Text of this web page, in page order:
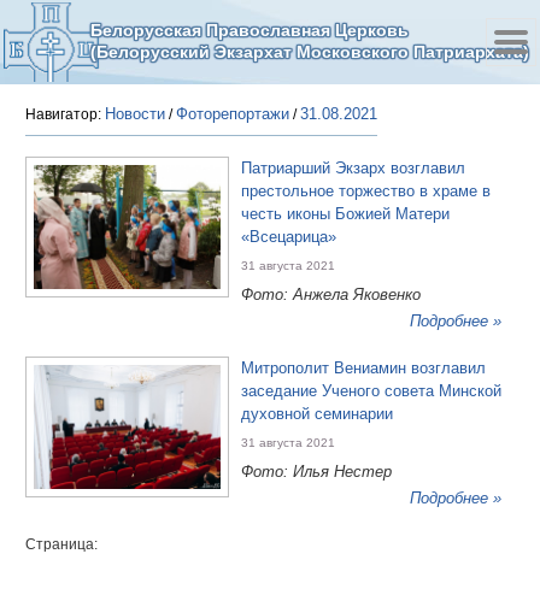
Белорусская Православная Церковь
(Белорусский Экзархат Московского Патриархата)
Навигатор: Новости /Фоторепортажи /31.08.2021
Патриарший Экзарх возглавил
престольное торжество в храме в
честь иконы Божией Матери
«Всецарица»
31 августа 2021
Фото: Анжела Яковенко
Подробнее »
Митрополит Вениамин возглавил
заседание Ученого совета Минской
духовной семинарии
31 августа 2021
Фото: Илья Нестер
Подробнее »
Страница: